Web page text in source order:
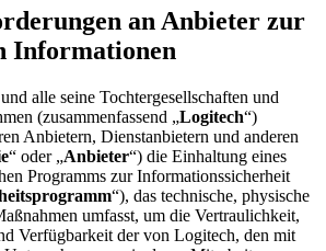
an Anbieter zur
Informationen
alle seine Tochtergesellschaften und
(zusammenfassend „Logitech“)
Anbietern, Dienstanbietern und anderen
“ oder „Anbieter“) die Einhaltung eines
Programms zur Informationssicherheit
“), das technische, physische
umfasst, um die Vertraulichkeit,
Verfügbarkeit der von Logitech, den mit